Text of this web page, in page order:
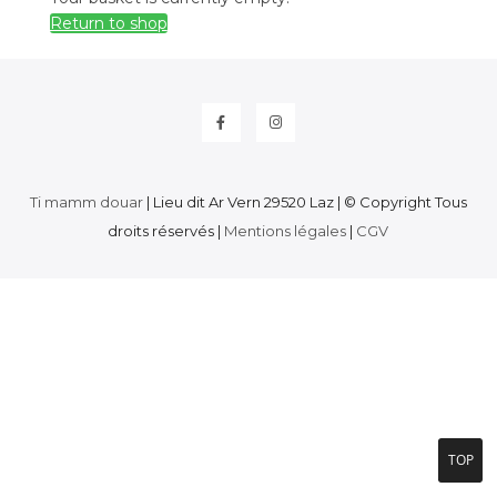
Return to shop
FacebookInstagram
Ti mamm douar| Lieu dit Ar Vern 29520 Laz | © Copyright Tous
droits réservés | Mentions légales | CGV
TOP
TOP